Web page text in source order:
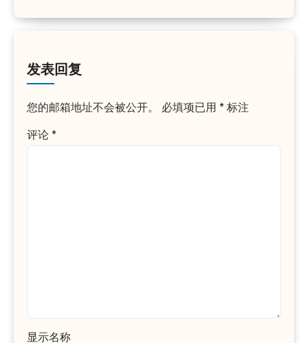
发表回复
您的邮箱地址不会被公开。 必填项已用 * 标注
评论 *
显示名称